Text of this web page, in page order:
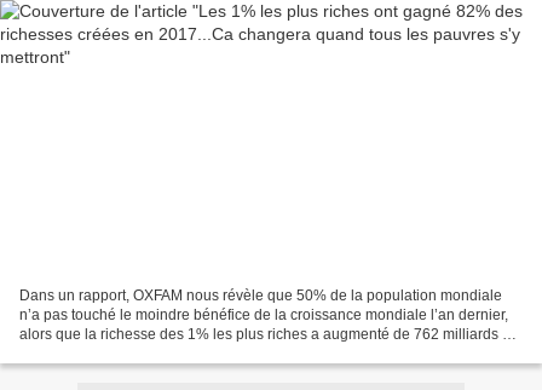
Dans un rapport, OXFAM nous révèle que 50% de la population mondiale
n’a pas touché le moindre bénéfice de la croissance mondiale l’an dernier,
alors que la richesse des 1% les plus riches a augmenté de 762 milliards de